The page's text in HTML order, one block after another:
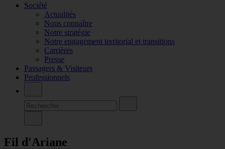
Société
Actualités
Nous connaître
Notre stratégie
Notre engagement territorial et transitions
Carrières
Presse
Passagers & Visiteurs
Professionnels
Fil d'Ariane